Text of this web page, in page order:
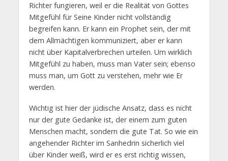
Richter fungieren, weil er die Realität von Gottes
Mitgefühl für Seine Kinder nicht vollständig
begreifen kann. Er kann ein Prophet sein, der mit
dem Allmächtigen kommuniziert, aber er kann
nicht über Kapitalverbrechen urteilen. Um wirklich
Mitgefühl zu haben, muss man Vater sein; ebenso
muss man, um Gott zu verstehen, mehr wie Er
werden.
Wichtig ist hier der jüdische Ansatz, dass es nicht
nur der gute Gedanke ist, der einem zum guten
Menschen macht, sondern die gute Tat. So wie ein
angehender Richter im Sanhedrin sicherlich viel
über Kinder weiß, wird er es erst richtig wissen,